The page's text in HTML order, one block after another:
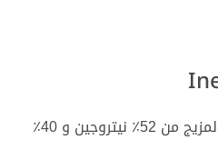
Inergen هو الاسم التجاري لمزيج من 52٪ نيتروجين و 40٪